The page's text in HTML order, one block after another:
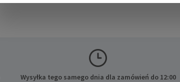
Wysyłka tego samego dnia dla zamówień do 12:00